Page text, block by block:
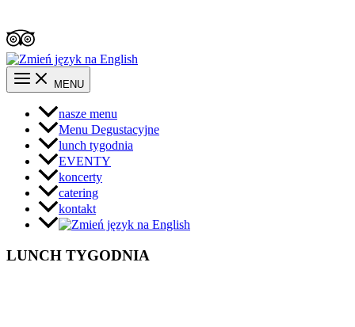
MENU
nasze menu
Menu Degustacyjne
lunch tygodnia
EVENTY
koncerty
catering
kontakt
LUNCH TYGODNIA